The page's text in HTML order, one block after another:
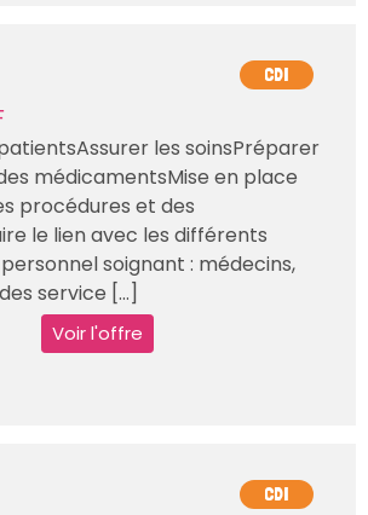
CDI
les soinsPréparer
médicamentsMise en place
procédures et des
le lien avec les différents
soignant : médecins,
service [...]
Voir l'offre
CDI